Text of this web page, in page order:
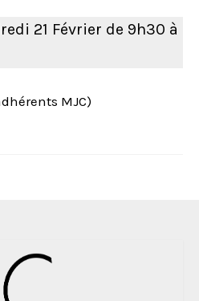
21 Février de 9h30 à
MJC)